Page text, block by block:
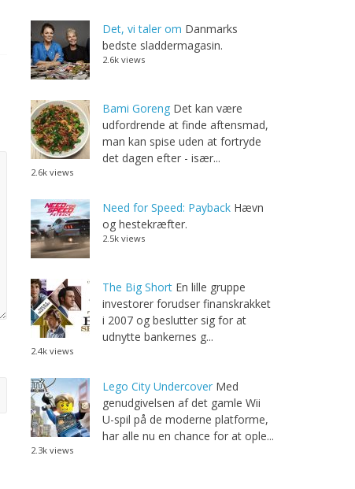
Det, vi taler om Danmarks
bedste sladdermagasin.
2.6k views
Bami Goreng Det kan være
udfordrende at finde aftensmad,
man kan spise uden at fortryde
det dagen efter - især...
2.6k views
Need for Speed: Payback Hævn
og hestekræfter.
2.5k views
The Big Short En lille gruppe
investorer forudser finanskrakket
i 2007 og beslutter sig for at
udnytte bankernes g...
2.4k views
Lego City Undercover Med
genudgivelsen af det gamle Wii
U-spil på de moderne platforme,
har alle nu en chance for at ople...
2.3k views